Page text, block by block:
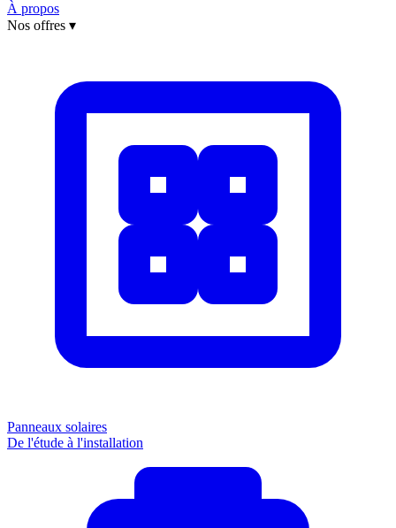
À propos
Nos offres ▾
Panneaux solaires
De l'étude à l'installation